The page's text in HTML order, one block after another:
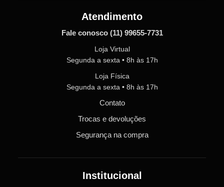
Atendimento
Fale conosco (11) 99655-7731
Loja Virtual
Segunda a sexta • 8h às 17h
Loja Física
Segunda a sexta • 8h às 17h
Contato
Trocas e devoluções
Segurança na compra
Institucional